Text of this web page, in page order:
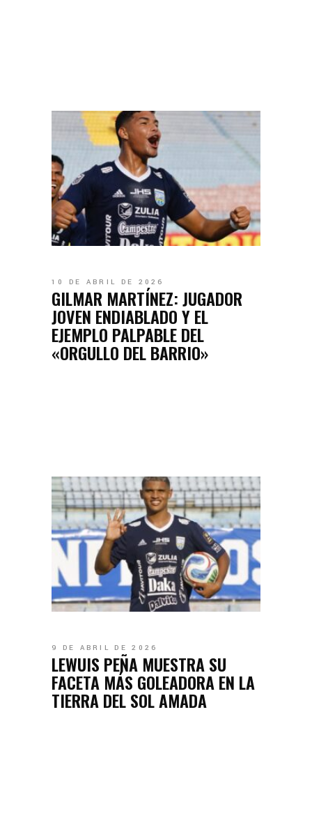
10 DE ABRIL DE 2026
GILMAR MARTÍNEZ: JUGADOR
JOVEN ENDIABLADO Y EL
EJEMPLO PALPABLE DEL
«ORGULLO DEL BARRIO»
9 DE ABRIL DE 2026
LEWUIS PEÑA MUESTRA SU
FACETA MÁS GOLEADORA EN LA
TIERRA DEL SOL AMADA